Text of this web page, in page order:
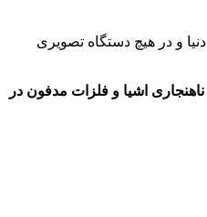
و در هیچ دستگاه تصویری
اشیا و فلزات مدفون در